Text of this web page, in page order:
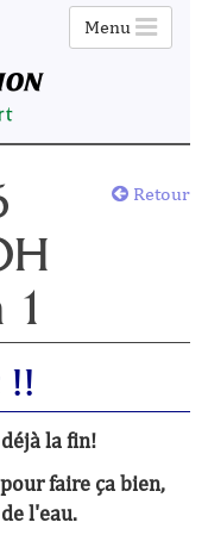
Menu
Retour
1
!!
la fin!
faire ça bien,
l'eau.